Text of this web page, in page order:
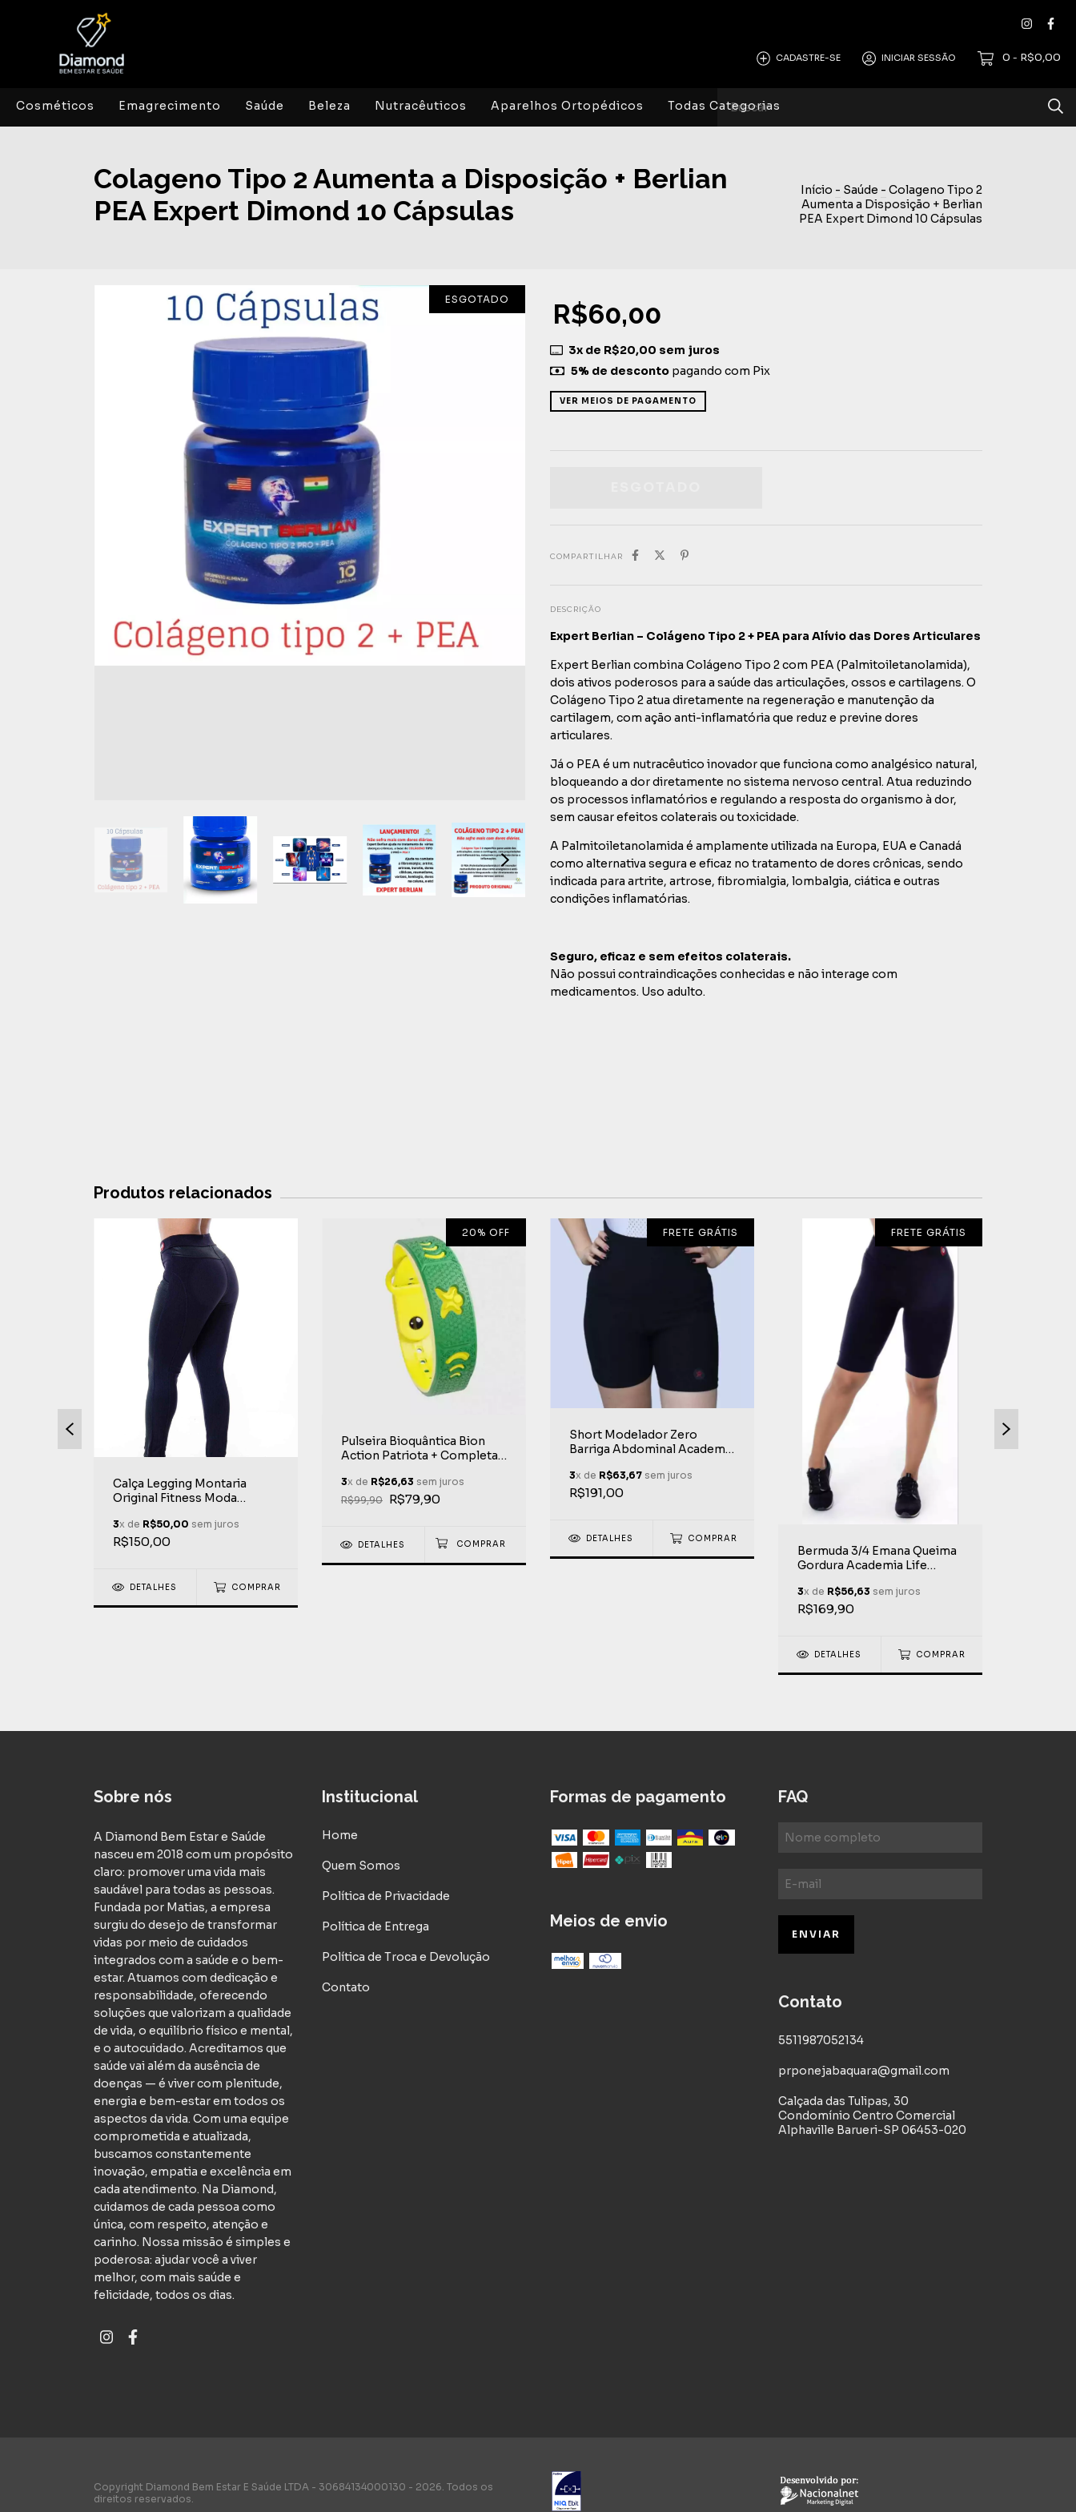
CADASTRE-SE INICIAR SESSÃO 0 - R$0,00
Cosméticos Emagrecimento Saúde Beleza Nutracêuticos Aparelhos Ortopédicos Todas Categorias
Colageno Tipo 2 Aumenta a Disposição + Berlian
PEA Expert Dimond 10 Cápsulas
Início - Saúde - Colageno Tipo 2
Aumenta a Disposição + Berlian
PEA Expert Dimond 10 Cápsulas
ESGOTADO R$60,00
3x de R$20,00 sem juros
5% de descontopagando com Pix
VER MEIOS DE PAGAMENTO
COMPARTILHAR
DESCRIÇÃO
Expert Berlian – Colágeno Tipo 2 + PEA para Alívio das Dores Articulares
Expert Berlian combina Colágeno Tipo 2 com PEA (Palmitoiletanolamida),
dois ativos poderosos para a saúde das articulações, ossos e cartilagens. O
Colágeno Tipo 2 atua diretamente na regeneração e manutenção da
cartilagem, com ação anti-inflamatória que reduz e previne dores
articulares.
Já o PEA é um nutracêutico inovador que funciona como analgésico natural,
bloqueando a dor diretamente no sistema nervoso central. Atua reduzindo
os processos inflamatórios e regulando a resposta do organismo à dor,
sem causar efeitos colaterais ou toxicidade.
A Palmitoiletanolamida é amplamente utilizada na Europa, EUA e Canadá
como alternativa segura e eficaz no tratamento de dores crônicas, sendo
indicada para artrite, artrose, fibromialgia, lombalgia, ciática e outras
condições inflamatórias.
Seguro, eficaz e sem efeitos colaterais.
Não possui contraindicações conhecidas e não interage com
medicamentos. Uso adulto.
Produtos relacionados
Calça Legging Montaria
Original Fitness Moda
3x de R$50,00 sem juros
R$150,00
DETALHES COMPRAR
20% OFF
Pulseira Bioquântica Bion
Action Patriota + Completa
Limitada Life Extreme
3x de R$26,63 sem juros
R$99,90 R$79,90
DETALHES
FRETE GRÁTIS
Short Modelador Zero
Barriga Abdominal Academia
3x de R$63,67 sem juros
R$191,00
DETALHES COMPRAR
FRETE GRÁTIS
Bermuda 3/4 Emana Queima
Gordura Academia Life
3x de R$56,63 sem juros
R$169,90
DETALHES COMPRAR
Sobre nós
A Diamond Bem Estar e Saúde
nasceu em 2018 com um propósito
claro: promover uma vida mais
saudável para todas as pessoas.
Fundada por Matias, a empresa
surgiu do desejo de transformar
vidas por meio de cuidados
integrados com a saúde e o bem-
estar. Atuamos com dedicação e
responsabilidade, oferecendo
soluções que valorizam a qualidade
de vida, o equilíbrio físico e mental,
e o autocuidado. Acreditamos que
saúde vai além da ausência de
doenças — é viver com plenitude,
energia e bem-estar em todos os
aspectos da vida. Com uma equipe
comprometida e atualizada,
buscamos constantemente
inovação, empatia e excelência em
cada atendimento. Na Diamond,
cuidamos de cada pessoa como
única, com respeito, atenção e
carinho. Nossa missão é simples e
poderosa: ajudar você a viver
melhor, com mais saúde e
felicidade, todos os dias.
Institucional
Home
Quem Somos
Política de Privacidade
Política de Entrega
Política de Troca e Devolução
Contato
Formas de pagamento
Meios de envio
FAQ
Contato
5511987052134
prponejabaquara@gmail.com
Calçada das Tulipas, 30
Condomínio Centro Comercial
Alphaville Barueri-SP 06453-020
Copyright Diamond Bem Estar E Saúde LTDA - 30684134000130 - 2026. Todos os
direitos reservados.